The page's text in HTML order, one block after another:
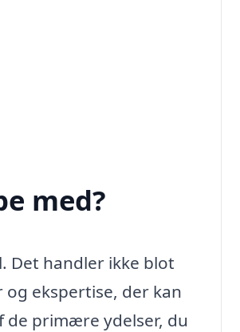
med?
Det handler ikke blot
ekspertise, der kan
de primære ydelser, du